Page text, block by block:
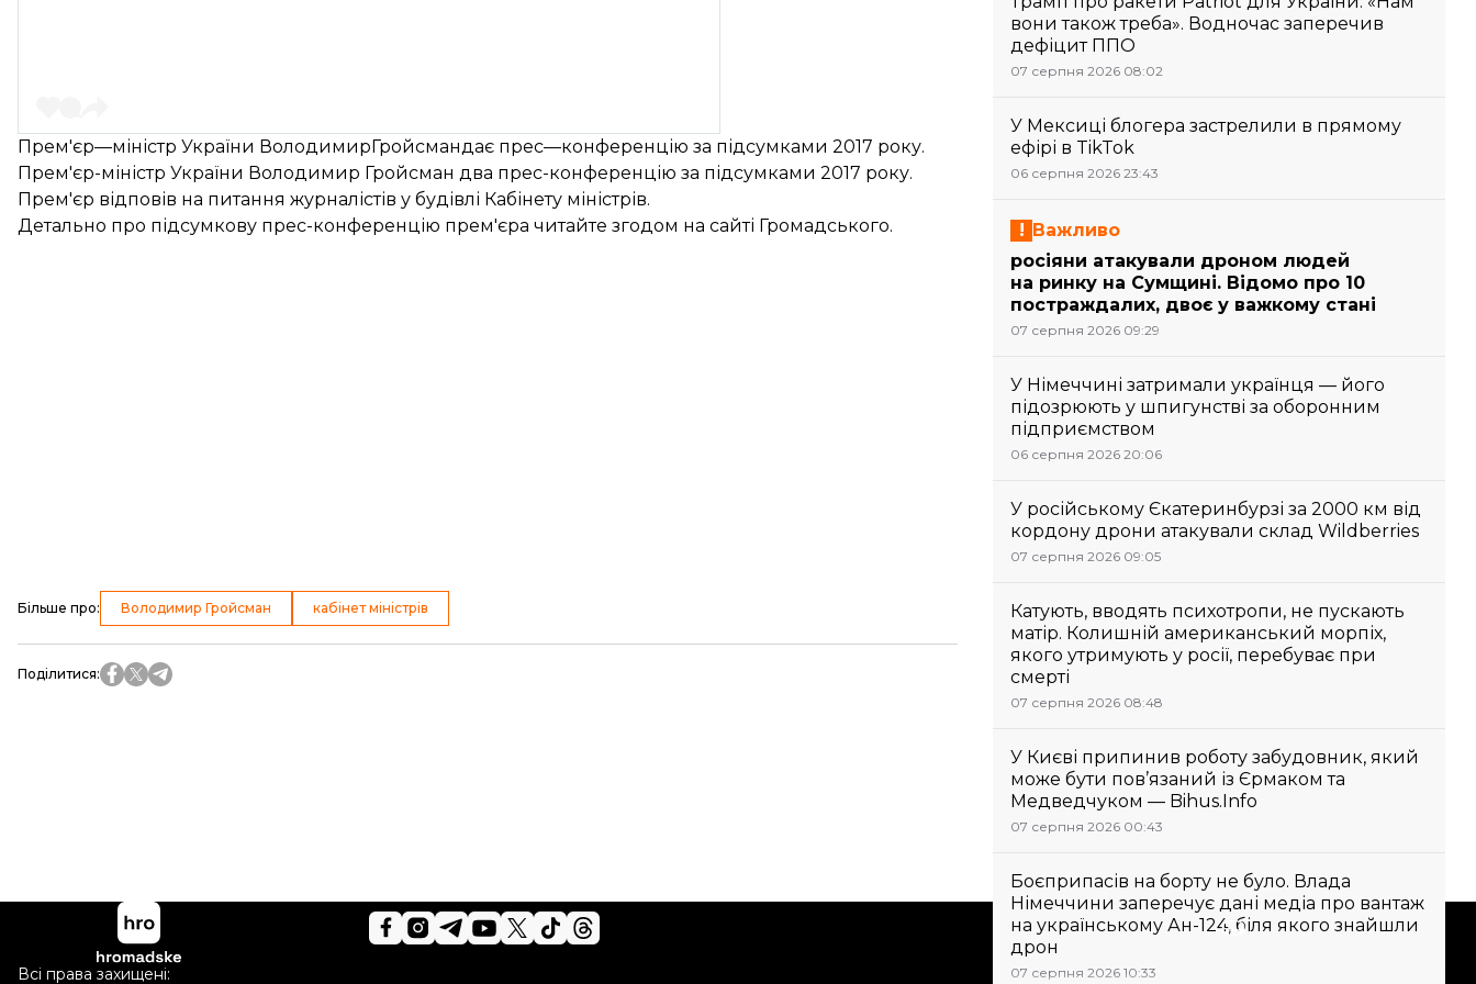
Прем'єр—міністр України ВолодимирГройсмандає прес—конференцію за підсумками 2017 року.
Прем'єр-міністр України Володимир Гройсман два прес-конференцію за підсумками 2017 року.
Прем'єр відповів на питання журналістів у будівлі Кабінету міністрів.
Детально про підсумкову прес-конференцію прем'єра читайте згодом на сайті Громадського.
Більше про: Володимир Гройсман кабінет міністрів
Поділитися:
вони також треба». Водночас заперечив
дефіцит ППО
07 серпня 2026 08:02
У Мексиці блогера застрелили в прямому
ефірі в TikTok
06 серпня 2026 23:43
Важливо
росіяни атакували дроном людей
на ринку на Сумщині. Відомо про 10
постраждалих, двоє у важкому стані
07 серпня 2026 09:29
У Німеччині затримали українця — його
підозрюють у шпигунстві за оборонним
підприємством
06 серпня 2026 20:06
У російському Єкатеринбурзі за 2000 км від
кордону дрони атакували склад Wildberries
07 серпня 2026 09:05
Катують, вводять психотропи, не пускають
матір. Колишній американський морпіх,
якого утримують у росії, перебуває при
смерті
07 серпня 2026 08:48
У Києві припинив роботу забудовник, який
може бути пов’язаний із Єрмаком та
Медведчуком — Bihus.Info
07 серпня 2026 00:43
Боєприпасів на борту не було. Влада
Німеччини заперечує дані медіа про вантаж
на українському Ан-124, біля якого знайшли
дрон
07 серпня 2026 10:33
Підтримати
Всі права захищені: